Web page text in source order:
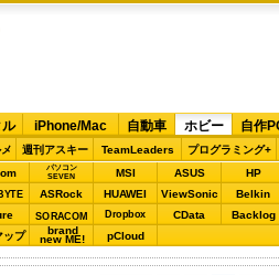
iPhone/Mac 自動車 ホビー 自作
週刊アスキー TeamLeaders プログラミング+
パソコン
SEVEN
MSI ASUS HP
ASRock HUAWEI ViewSonic Belkin
SORACOM Dropbox CData Backlog
ップ brand
new ME! pCloud